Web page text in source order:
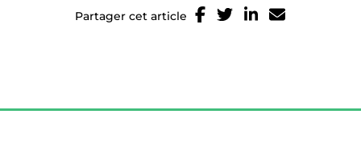
Partager cet article